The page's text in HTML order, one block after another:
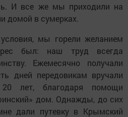
И все же мы приходили на
домой в сумерках.
мы горели желанием
был: наш труд всегда
Ежемесячно получали
дней передовикам вручали
лет, благодаря помощи
дом. Однажды, до сих
дали путевку в Крымский